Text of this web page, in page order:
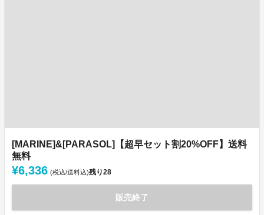
[MARINE]&[PARASOL]【超早セット割20%OFF】送料
無料
¥6,336 (税込/送料込)残り28
販売終了